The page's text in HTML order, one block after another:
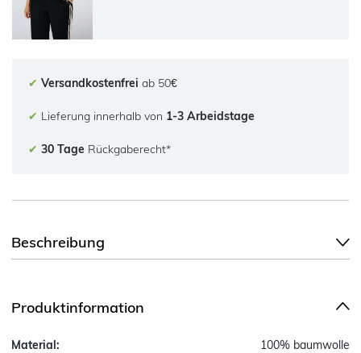
✔ Versandkostenfrei ab 50€
✔ Lieferung innerhalb von 1-3 Arbeidstage
✔ 30 Tage Rückgaberecht*
Beschreibung
Produktinformation
Material:
100% baumwolle